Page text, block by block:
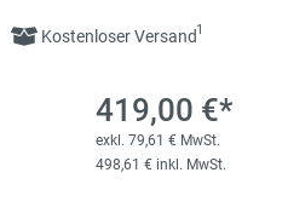
Kostenloser Versand1
419,00 €*
exkl. 79,61 € MwSt.
498,61 € inkl. MwSt.